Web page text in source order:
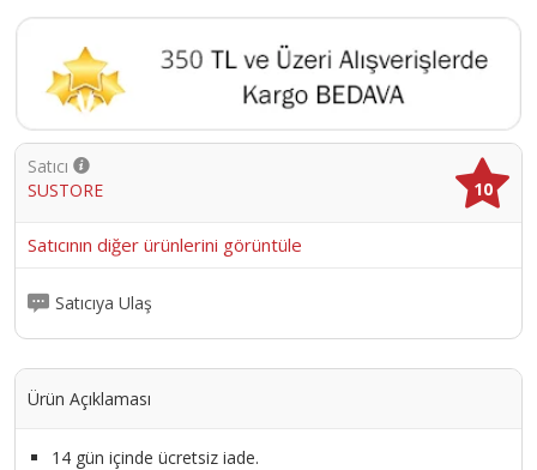
uygulamadan, depolama ve işleme koşulundan dolayı belirli bir
uygulama sonucu için sorumluluk kabul etmeyiz.; Ücretsiz müşteri
hizmetimiz teknik bilgi sağladığı ya da bir danışma hizmeti olarak
hareket ettiği ölçüde ; sağlanan danışma veya servisin, belirli,
sözleşmeye bağlı olarak anlaşmaya varılmış hizmetimizin kapsamı
içine girmesi ya da danışmanın kasıtlı olarak davranması dışında bu
hizmet nedeniyle sorumluluk kabul edilmez.; Ürünlerimizin
kalitesinin sürekliliğini garanti ederiz.; Teknik değişiklikler yapma ve
Satıcı
SUSTORE
10
Satıcının diğer ürünlerini görüntüle
Satıcıya Ulaş
Ürün Açıklaması
14 gün içinde ücretsiz iade.